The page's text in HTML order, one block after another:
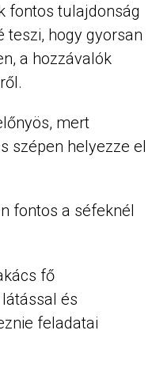
fontos tulajdonság
teszi, hogy gyorsan
a hozzávalók
mert
szépen helyezze el
fontos a séfeknél
fő
és
feladatai